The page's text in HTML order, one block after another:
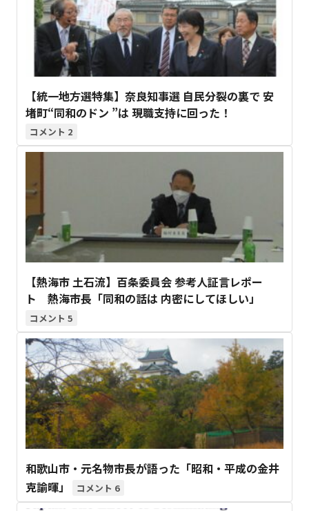
【統一地方選特集】奈良知事選 自民分裂の裏で 安
堵町“同和のドン ”は 現職支持に回った！
2
【熱海市 土石流】百条委員会 参考人証言レポー
ト 熱海市長「同和の話は 内密にしてほしい」
5
和歌山市・元名物市長が語った「昭和・平成の金井
克諭暉」
6